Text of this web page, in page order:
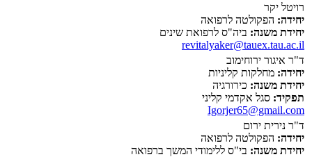
רויטל יקר
יחידה: הפקולטה לרפואה
יחידת משנה: ביה"ס לרפואת שינים
revitalyaker@tauex.tau.ac.il
ד"ר איגור ירוחימוב
יחידה: מחלקות קליניות
יחידת משנה: כירורגיה
תפקיד: סגל אקדמי קליני
Igorjer65@gmail.com
ד"ר נירית ירום
יחידה: הפקולטה לרפואה
יחידת משנה: בי"ס ללימודי המשך ברפואה